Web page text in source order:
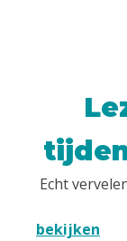
Echt
bekijken